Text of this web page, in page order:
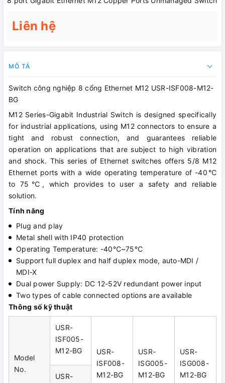
Liên hệ
MÔ TẢ
Switch công nghiệp 8 cổng Ethernet M12 USR-ISF008-M12-
BG
M12 Series-Gigabit Industrial Switch is designed specifically
for industrial applications, using M12 connectors to ensure a
tight and robust connection, and guarantees reliable
operation on applications that are subject to high vibration
and shock. This series of Ethernet switches offers 5/8 M12
Ethernet ports with a wide operating temperature of -40℃
to 75℃, which provides to user a safety and reliable
solution.
Tính năng
Plug and play
Metal shell with IP40 protection
Operating Temperature: -40℃~75℃
Support full duplex and half duplex mode, auto-MDI /
MDI-X
Dual power Supply: DC 12-52V redundant power input
Two types of cable connected options are available
Thông số kỹ thuật
Model
No.
USR-
ISF005-
M12-BG
USR-
ISF008-
M12-BG
USR-
ISG005-
M12-BG
USR-
ISG008-
M12-BG
USR-